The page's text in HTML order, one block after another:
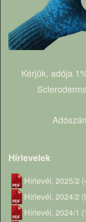
Kérjük, adója
Hírlevelek
Hírlevél, 2025/2
Hírlevél, 2024/2
Hírlevél, 2024/1